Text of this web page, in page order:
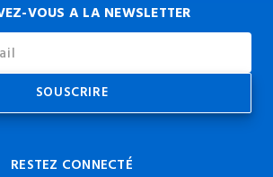
VOUS A LA NEWSLETTER
RESTEZ CONNECTÉ